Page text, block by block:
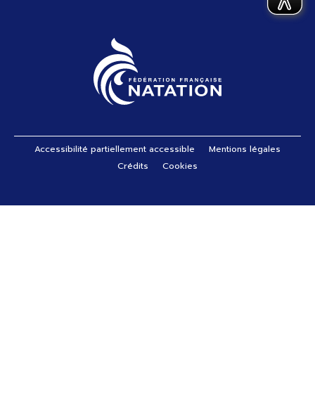
Pied de page
Accessibilité partiellement accessible
Mentions légales
Crédits
Cookies